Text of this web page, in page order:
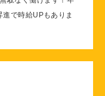
で時給UPもありま